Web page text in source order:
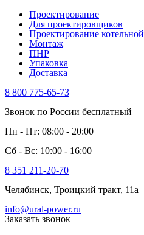
Проектирование
Для проектировщиков
Проектирование котельной
Монтаж
ПНР
Упаковка
Доставка
8 800 775-65-73
Звонок по России бесплатный
Пн - Пт: 08:00 - 20:00
Сб - Вс: 10:00 - 16:00
8 351 211-20-70
Челябинск, Троицкий тракт, 11а
info@ural-power.ru
Заказать звонок